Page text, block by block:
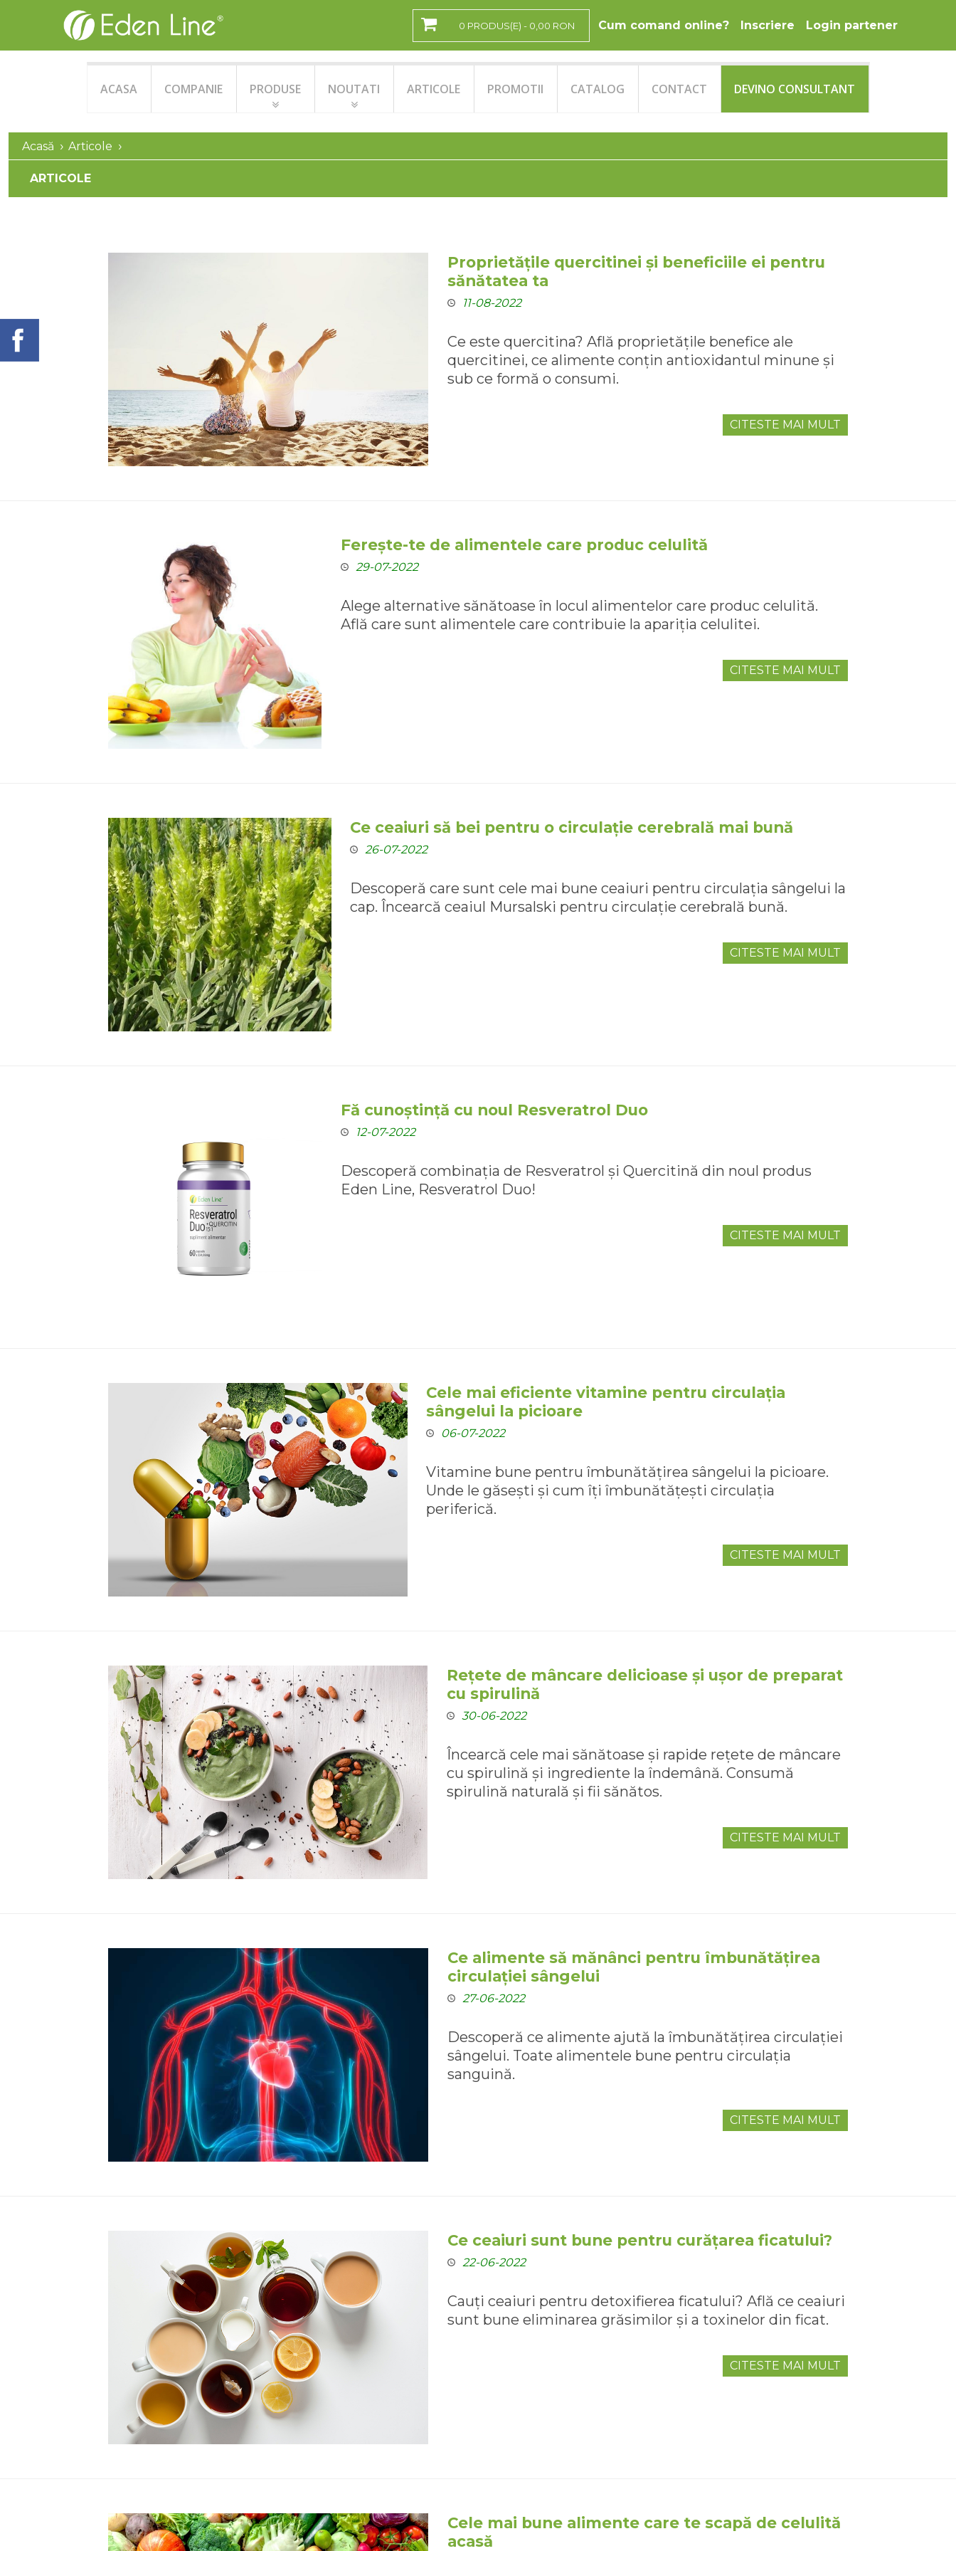
Cum comand online? Inscriere Login partener
0 PRODUS(E) - 0,00 RON
ACASA COMPANIE PRODUSE NOUTATI ARTICOLE PROMOTII CATALOG CONTACT DEVINO CONSULTANT
Acasă Articole
ARTICOLE
Proprietățile quercitinei și beneficiile ei pentru
sănătatea ta
11-08-2022
Ce este quercitina? Află proprietățile benefice ale
quercitinei, ce alimente conțin antioxidantul minune și
sub ce formă o consumi.
CITESTE MAI MULT
Ferește-te de alimentele care produc celulită
29-07-2022
Alege alternative sănătoase în locul alimentelor care produc celulită.
Află care sunt alimentele care contribuie la apariția celulitei.
CITESTE MAI MULT
Ce ceaiuri să bei pentru o circulație cerebrală mai bună
26-07-2022
Descoperă care sunt cele mai bune ceaiuri pentru circulația sângelui la
cap. Încearcă ceaiul Mursalski pentru circulație cerebrală bună.
CITESTE MAI MULT
Fă cunoștință cu noul Resveratrol Duo
12-07-2022
Descoperă combinația de Resveratrol și Quercitină din noul produs
Eden Line, Resveratrol Duo!
CITESTE MAI MULT
Cele mai eficiente vitamine pentru circulația
sângelui la picioare
06-07-2022
Vitamine bune pentru îmbunătățirea sângelui la picioare.
Unde le găsești și cum îți îmbunătățești circulația
periferică.
CITESTE MAI MULT
Rețete de mâncare delicioase și ușor de preparat
cu spirulină
30-06-2022
Încearcă cele mai sănătoase și rapide rețete de mâncare
cu spirulină și ingrediente la îndemână. Consumă
spirulină naturală și fii sănătos.
CITESTE MAI MULT
Ce alimente să mănânci pentru îmbunătățirea
circulației sângelui
27-06-2022
Descoperă ce alimente ajută la îmbunătățirea circulației
sângelui. Toate alimentele bune pentru circulația
sanguină.
CITESTE MAI MULT
Ce ceaiuri sunt bune pentru curățarea ficatului?
22-06-2022
Cauți ceaiuri pentru detoxifierea ficatului? Află ce ceaiuri
sunt bune eliminarea grăsimilor și a toxinelor din ficat.
CITESTE MAI MULT
Cele mai bune alimente care te scapă de celulită
acasă